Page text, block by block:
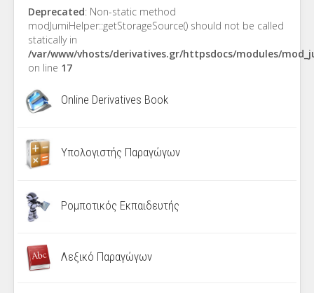
Deprecated: Non-static method
modJumiHelper::getStorageSource() should not be called
statically in
/var/www/vhosts/derivatives.gr/httpsdocs/modules/
on line 17
Online Derivatives Book
Υπολογιστής Παραγώγων
Ρομποτικός Εκπαιδευτής
Λεξικό Παραγώγων